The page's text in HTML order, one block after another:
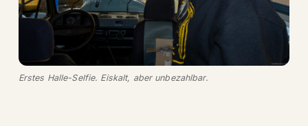
Erstes Halle-Selfie. Eiskalt, aber unbezahlbar.